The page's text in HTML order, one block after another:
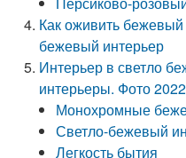
Как оживить
бежевый интерьер
Интерьер в светло
интерьеры. Фото
Монохромные
Светло-бежевый
Легкость бытия